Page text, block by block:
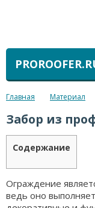
Главная Материал
Забор из
Содержание
Ограждение
ведь оно